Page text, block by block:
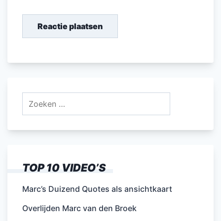
Zoeken
TOP 10 VIDEO’S
Marc’s Duizend Quotes als ansichtkaart
Overlijden Marc van den Broek